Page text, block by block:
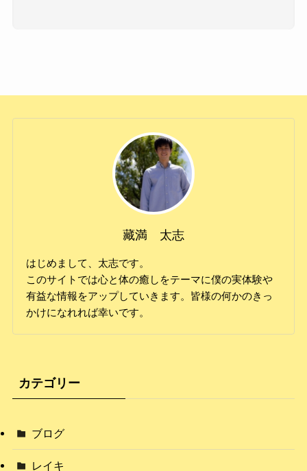
藏満 太志
はじめまして、太志です。
このサイトでは心と体の癒しをテーマに僕の実体験や
有益な情報をアップしていきます。皆様の何かのきっ
かけになれれば幸いです。
カテゴリー
ブログ
レイキ